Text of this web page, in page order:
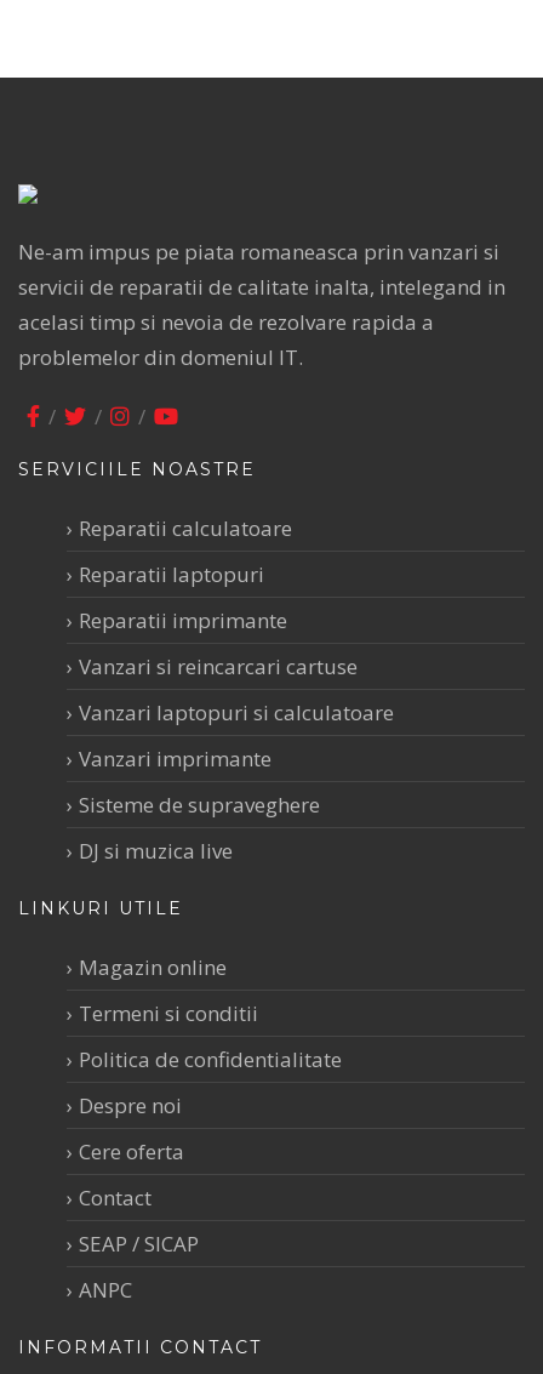
Ne-am impus pe piata romaneasca prin vanzari si
servicii de reparatii de calitate inalta, intelegand in
acelasi timp si nevoia de rezolvare rapida a
problemelor din domeniul IT.
SERVICIILE NOASTRE
Reparatii calculatoare
Reparatii laptopuri
Reparatii imprimante
Vanzari si reincarcari cartuse
Vanzari laptopuri si calculatoare
Vanzari imprimante
Sisteme de supraveghere
DJ si muzica live
LINKURI UTILE
Magazin online
Termeni si conditii
Politica de confidentialitate
Despre noi
Cere oferta
Contact
SEAP / SICAP
ANPC
INFORMATII CONTACT